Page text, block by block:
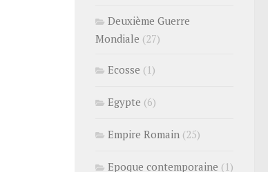
Deuxième Guerre
Mondiale (27)
Ecosse (1)
Egypte (6)
Empire Romain (25)
Epoque contemporaine (1)